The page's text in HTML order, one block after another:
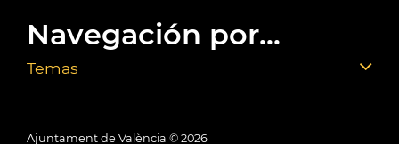
Navegación por...
Temas
Ajuntament de València © 2026